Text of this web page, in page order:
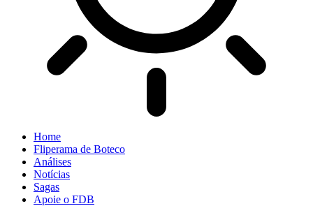
Home
Fliperama de Boteco
Análises
Notícias
Sagas
Apoie o FDB